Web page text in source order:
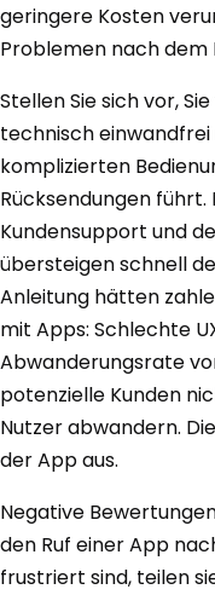
geringere Kosten
Problemen nach dem
Stellen Sie sich vor,
technisch
komplizierten
Rücksendungen führt.
Kundensupport und
übersteigen schnell
Anleitung hätten
mit Apps: Schlechte
Abwanderungsrate
potenzielle Kunden
Nutzer abwandern.
der App aus.
Negative
den Ruf einer App
frustriert sind, teilen